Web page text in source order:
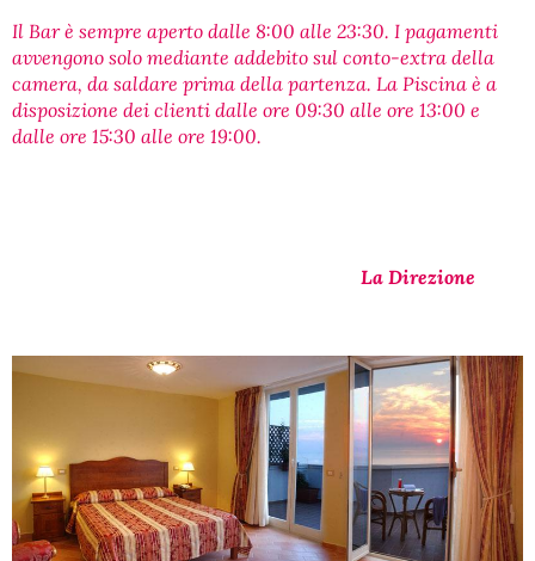
Il Bar è sempre aperto dalle 8:00 alle 23:30. I pagamenti
avvengono solo mediante addebito sul conto-extra della
camera, da saldare prima della partenza. La Piscina è a
disposizione dei clienti dalle ore 09:30 alle ore 13:00 e
dalle ore 15:30 alle ore 19:00.
La Direzione